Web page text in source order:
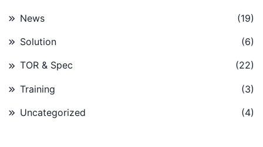
News (19)
Solution (6)
TOR & Spec (22)
Training (3)
Uncategorized (4)